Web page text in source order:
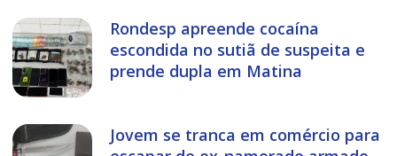
Rondesp apreende cocaína
escondida no sutiã de suspeita e
prende dupla em Matina
Jovem se tranca em comércio para